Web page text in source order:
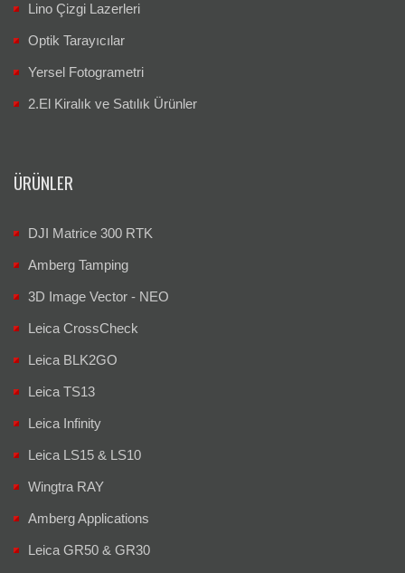
Lino Çizgi Lazerleri
Optik Tarayıcılar
Yersel Fotogrametri
2.El Kiralık ve Satılık Ürünler
ÜRÜNLER
DJI Matrice 300 RTK
Amberg Tamping
3D Image Vector - NEO
Leica CrossCheck
Leica BLK2GO
Leica TS13
Leica Infinity
Leica LS15 & LS10
Wingtra RAY
Amberg Applications
Leica GR50 & GR30